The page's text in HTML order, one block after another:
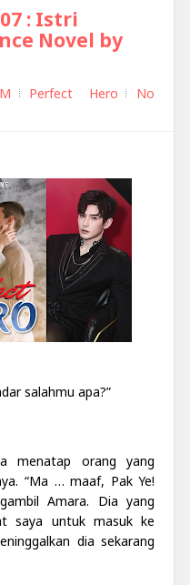
: Istri
Novel by
Perfect Hero
No
salahmu apa?”
menatap orang yang
“Ma … maaf, Pak Ye!
Amara. Dia yang
saya untuk masuk ke
dia sekarang